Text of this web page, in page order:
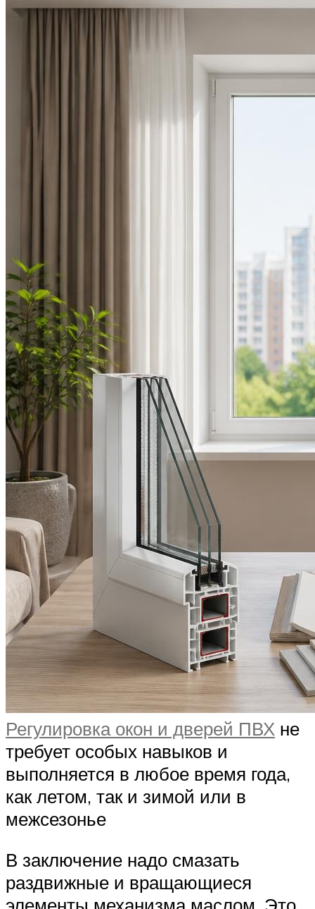
Регулировка окон и дверей ПВХ не
требует особых навыков и
выполняется в любое время года,
как летом, так и зимой или в
межсезонье
В заключение надо смазать
раздвижные и вращающиеся
элементы механизма маслом. Это